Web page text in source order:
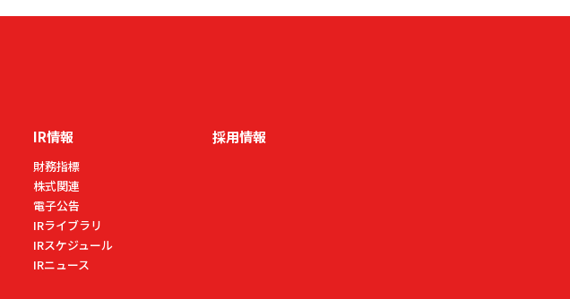
IR情報
財務指標
株式関連
電⼦公告
IRライブラリ
IRスケジュール
IRニュース
採用情報